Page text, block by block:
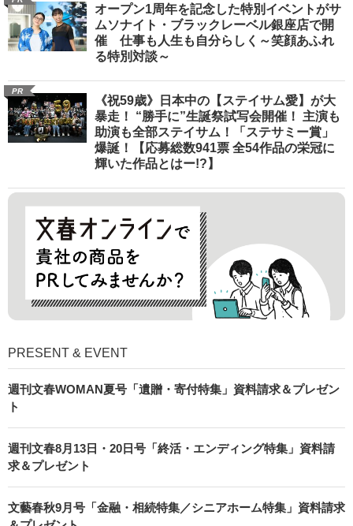
オープン1周年を記念した特別イベントがサ
ムソナイト・ブラックレーベル銀座店で開
催 仕事も人生も自分らしく～笑顔あふれ
る特別対談～
PR
《祝59歳》日本中の【ステイサム愛】が大
暴走！ “勝手に”生誕祭試写会開催！ 主演も
助演も全部ステイサム！「ステサミー賞」
爆誕！【応募総数941票 全54作品の栄冠に
輝いた作品とはー!?】
PRESENT & EVENT
週刊文春WOMAN夏号「遺贈・寄付特集」資料請求＆プレゼン
ト
週刊文春8月13日・20日号「終活・エンディング特集」資料請
求＆プレゼント
文藝春秋9月号「金融・相続特集／シニアホーム特集」資料請求